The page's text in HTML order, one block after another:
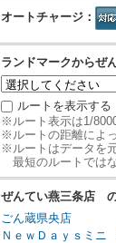
オートチャージ：
ランドマークからぜ
ルートを表示する
※ルート表示は1/
※ルートの距離によ
※ルートはデータを
最短のルートでは
ぜんてい燕三条店
ごん蔵県央店
ＮｅｗＤａｙｓミニ